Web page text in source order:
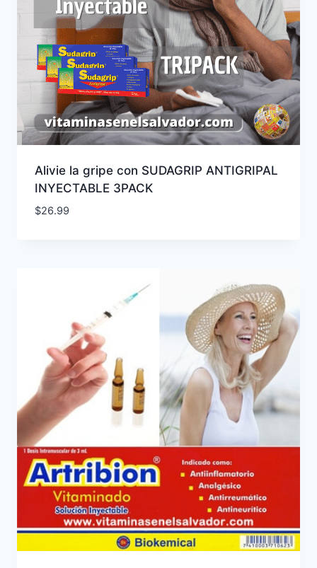
Alivie la gripe con SUDAGRIP ANTIGRIPAL
INYECTABLE 3PACK
$26.99